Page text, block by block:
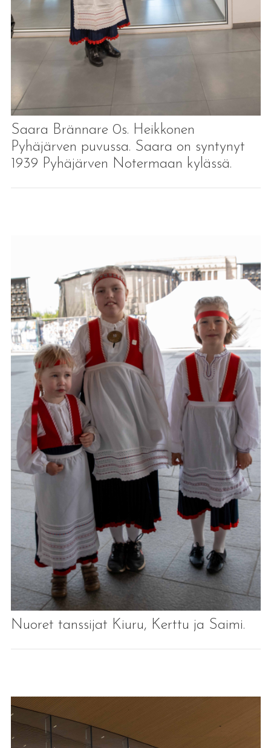
Saara Brännare 0s. Heikkonen
Pyhäjärven puvussa. Saara on syntynyt
1939 Pyhäjärven Notermaan kylässä.
Nuoret tanssijat Kiuru, Kerttu ja Saimi.